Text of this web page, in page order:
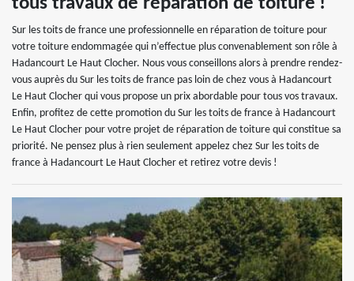
Sur les toits de france une professionnelle en réparation de toiture pour
votre toiture endommagée qui n’effectue plus convenablement son rôle à
Hadancourt Le Haut Clocher. Nous vous conseillons alors à prendre rendez-
vous auprès du Sur les toits de france pas loin de chez vous à Hadancourt
Le Haut Clocher qui vous propose un prix abordable pour tous vos travaux.
Enfin, profitez de cette promotion du Sur les toits de france à Hadancourt
Le Haut Clocher pour votre projet de réparation de toiture qui constitue sa
priorité. Ne pensez plus à rien seulement appelez chez Sur les toits de
france à Hadancourt Le Haut Clocher et retirez votre devis !